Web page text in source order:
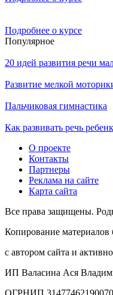
Подробнее о курсе
Популярное
20 идей развития речи
Развитие мелкой
Пальчиковая гимнастика
Как развивать речь
О проекте
Контакты
Партнеры
Реклама на сайте
Карта сайта
Все права защищены.
Копирование материалов
с автором сайта и
ИП Валасина Ася